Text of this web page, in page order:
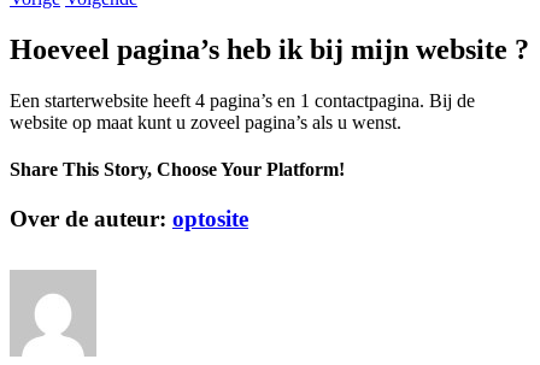
Hoeveel pagina’s heb ik bij mijn website ?
Een starterwebsite heeft 4 pagina’s en 1 contactpagina. Bij de
website op maat kunt u zoveel pagina’s als u wenst.
Share This Story, Choose Your Platform!
Facebook
X
Reddit
LinkedIn
Tumblr
Pinterest
Vk
E-
Over de auteur: optosite